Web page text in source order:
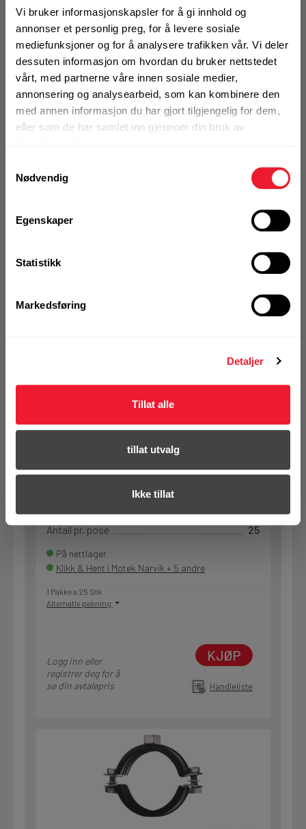
Vi bruker informasjonskapsler for å gi innhold og
annonser et personlig preg, for å levere sosiale
mediefunksjoner og for å analysere trafikken vår. Vi deler
dessuten informasjon om hvordan du bruker nettstedet
vårt, med partnerne våre innen sosiale medier,
annonsering og analysearbeid, som kan kombinere den
med annen informasjon du har gjort tilgjengelig for dem,
eller som de har samlet inn gjennom din bruk av
Nødvendig
Egenskaper
Statistikk
Markedsføring
Detaljer
Tillat alle
tillat utvalg
Ikke tillat
Klammer Hilti MP-SRNI 25/29
Syrefast klammer m/ lyddemping
Opphengsmutter
M8
Overflatebehandling
Syrefast A4
Laster (kN)
Rørdiameter utvendig (mm)
25-29
Antall pr. pose
På nettlager
Alternativ pakning
se din avtalepris
Handleliste
Klammer Hilti MP-SRNI 33/37
Syrefast klammer m/ lyddemping
Rørdiameter utvendig (mm)
33-37
Antall pr. pose
25
På nettlager
Klikk & Hent i Motek Narvik + 5 andre
1 Pakke a 25 Stk
Alternativ pakning
Logg inn eller
registrer deg for å
se din avtalepris
KJØP
Handleliste